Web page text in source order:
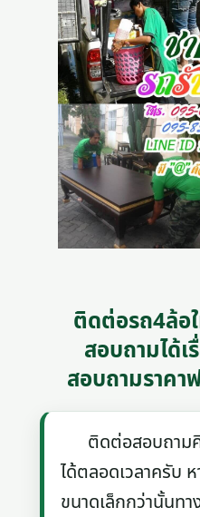
ติดต่อรถ4ล้อ
สอบถามได้เ
สอบถามราคา
ติดต่อสอบถามคิ
ได้ตลอดเวลาครับ
ขนาดเล็กกว่านั้นทา